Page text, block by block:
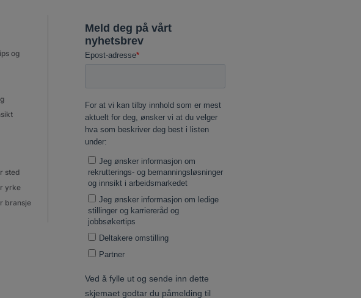
og
sted
yrke
bransje